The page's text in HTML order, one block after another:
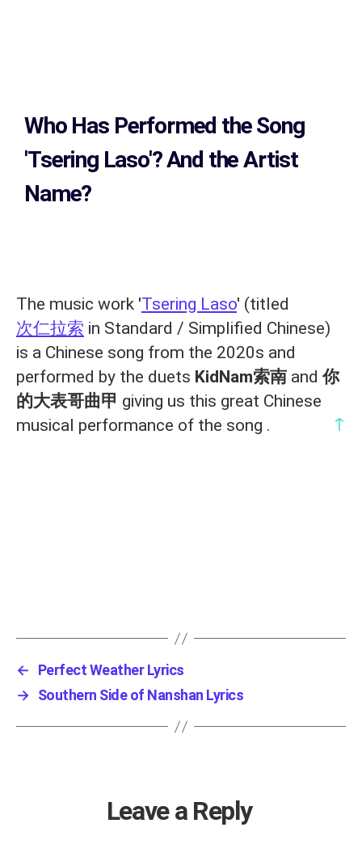
Who Has Performed the Song
'Tsering Laso'? And the Artist
Name?
The music work 'Tsering Laso' (titled
次仁拉索 in Standard / Simplified Chinese)
is a Chinese song from the 2020s and
performed by the duets KidNam索南 and你
的大表哥曲甲 giving us this great Chinese
musical performance of the song .
↑
←
Perfect Weather Lyrics
→ Southern Side of Nanshan Lyrics
Leave a Reply